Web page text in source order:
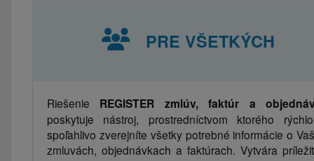
PRE VŠETKÝCH
Riešenie REGISTER zmlúv, faktúr a
poskytuje nástroj, prostredníctvom ktorého
spoľahlivo zverejníte všetky potrebné informácie o
zmluvách, objednávkach a faktúrach. Vytvára